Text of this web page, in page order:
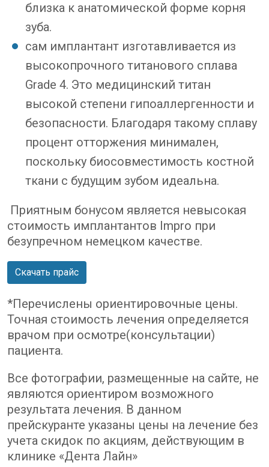
близка к анатомической форме корня
зуба.
сам имплантант изготавливается из
высокопрочного титанового сплава
Grade 4. Это медицинский титан
высокой степени гипоаллергенности и
безопасности. Благодаря такому сплаву
процент отторжения минимален,
поскольку биосовместимость костной
ткани с будущим зубом идеальна.
Приятным бонусом является невысокая
стоимость имплантантов Impro при
безупречном немецком качестве.
Скачать прайс
*Перечислены ориентировочные цены.
Точная стоимость лечения определяется
врачом при осмотре(консультации)
пациента.
Все фотографии, размещенные на сайте, не
являются ориентиром возможного
результата лечения. В данном
прейскуранте указаны цены на лечение без
учета скидок по акциям, действующим в
клинике «Дента Лайн»